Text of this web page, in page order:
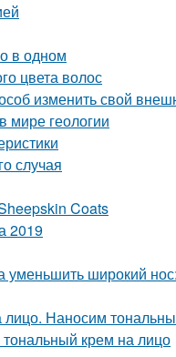
в одном
цвета волос
изменить свой
мире геологии
случая
Coats
2019
широкий
Наносим
тональный крем на лицо